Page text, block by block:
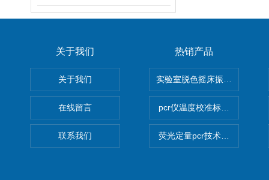
关于我们
关于我们
在线留言
联系我们
热销产品
实验室脱色摇床振荡器
pcr仪温度校准标定设备
荧光定量pcr技术定制化服务